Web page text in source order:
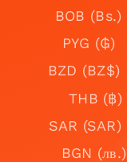
BOB (Bs.)
PYG (₲)
BZD (BZ$)
THB (฿)
SAR (SAR)
BGN (лв.)